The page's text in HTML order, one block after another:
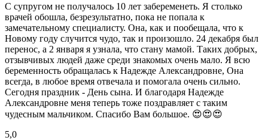
С супругом не получалось 10 лет забеременеть. Я столько
врачей обошла, безрезультатно, пока не попала к
замечательному специалисту. Она, как и пообещала, что к
Новому году случится чудо, так и произошло. 24 декабря был
перенос, а 2 января я узнала, что стану мамой. Таких добрых,
отзывчивых людей даже среди знакомых очень мало. Я всю
беременность обращалась к Надежде Александровне, Она
всегда, в любое время отвечала и помогала очень сильно.
Сегодня праздник - День сына. И благодаря Надежде
Александровне меня теперь тоже поздравляет с таким
чудесным мальчиком. Спасибо Вам большое. 😍😍😍
5,0